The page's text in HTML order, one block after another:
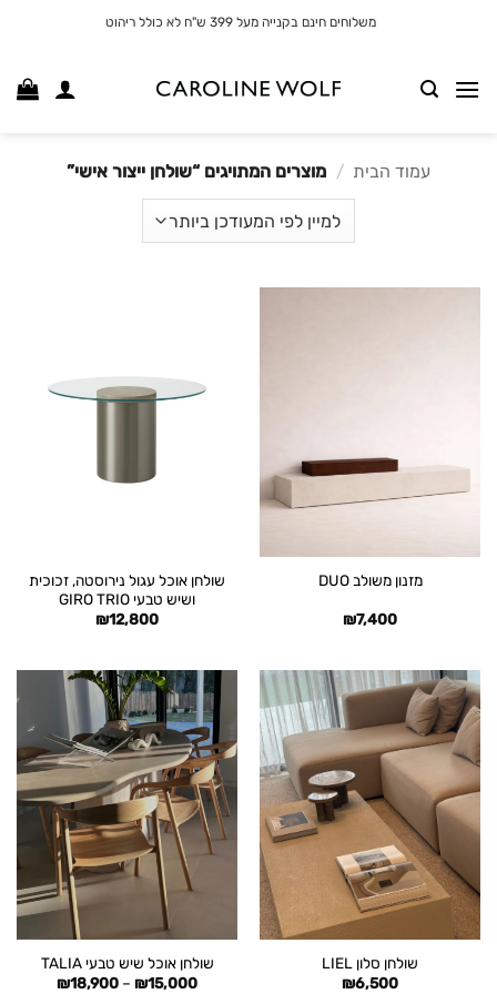
משלוחים חינם בקנייה מעל 399 ש"ח לא כולל ריהוט
עמוד הבית / מוצרים המתויגים “שולחן ייצור אישי”
מזנון משולב DUO
₪7,400
שולחן אוכל עגול נירוסטה, זכוכית
ושיש טבעי GIRO TRIO
₪12,800
שולחן סלון LIEL
₪6,500
שולחן אוכל שיש טבעי TALIA
₪15,000
–
₪18,900